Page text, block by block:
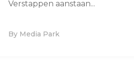
Verstappen aanstaan...
By Media Park